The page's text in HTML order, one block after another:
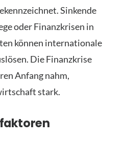
Sinkende
oder Finanzkrisen in
können internationale
Die Finanzkrise
Anfang nahm,
stark.